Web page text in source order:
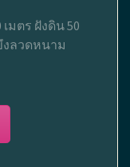
มตร ฝังดิน 50
งลวดหนาม